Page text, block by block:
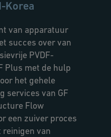
Korea
van apparatuur
succes over van
PVDF-
Plus met de hulp
het gehele
services van GF
Flow
een zuiver proces
van